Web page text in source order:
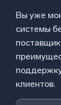
Вы уже
системы
клиентов.